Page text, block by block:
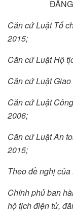
Căn cứ Luật Tổ
2015;
Căn cứ Luật Hộ
Căn cứ Luật
Căn cứ Luật
2006;
Căn cứ Luật An
2015;
Theo đề nghị
Chính phủ ban
hộ tịch điện tử,